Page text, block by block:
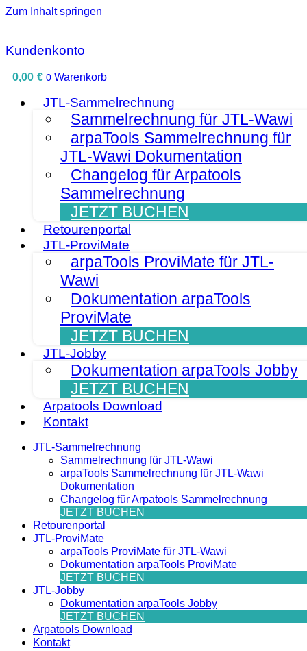
Zum Inhalt springen
Kundenkonto
0,00 € 0 Warenkorb
JTL-Sammelrechnung
Sammelrechnung für JTL-Wawi
arpaTools Sammelrechnung für
JTL-Wawi Dokumentation
Changelog für Arpatools
Sammelrechnung
JETZT BUCHEN
Retourenportal
JTL-ProviMate
arpaTools ProviMate für JTL-
Wawi
Dokumentation arpaTools
ProviMate
JETZT BUCHEN
JTL-Jobby
Dokumentation arpaTools Jobby
JETZT BUCHEN
Arpatools Download
Kontakt
JTL-Sammelrechnung
Sammelrechnung für JTL-Wawi
arpaTools Sammelrechnung für JTL-Wawi
Dokumentation
Changelog für Arpatools Sammelrechnung
JETZT BUCHEN
Retourenportal
JTL-ProviMate
arpaTools ProviMate für JTL-Wawi
Dokumentation arpaTools ProviMate
JETZT BUCHEN
JTL-Jobby
Dokumentation arpaTools Jobby
JETZT BUCHEN
Arpatools Download
Kontakt